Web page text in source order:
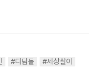
#디딤돌
#세상살이